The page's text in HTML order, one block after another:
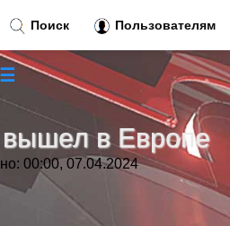
в Европе
00:00, 07.04.2024
Поиск Пользователям
☰